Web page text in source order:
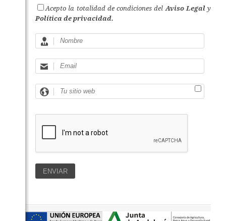
Acepto la totalidad de condiciones delAviso Legaly
Política de privacidad.